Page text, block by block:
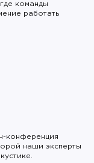
команды
работать
конференция
наши эксперты